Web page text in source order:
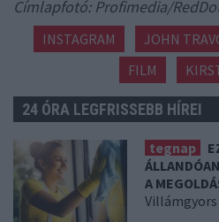
Címlapfotó: Profimedia/
INSTAGRAM JOHN
FILM
24 ÓRA LEGFRISSEBB HÍREI
tegnap
A